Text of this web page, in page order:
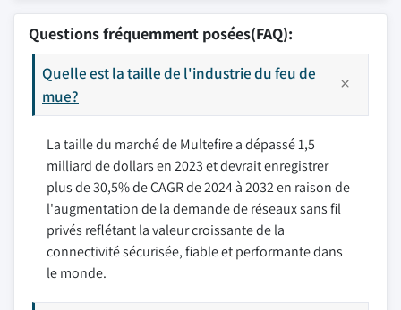
Questions fréquemment posées(FAQ):
Quelle est la taille de l'industrie du feu de
mue?
La taille du marché de Multefire a dépassé 1,5
milliard de dollars en 2023 et devrait enregistrer
plus de 30,5% de CAGR de 2024 à 2032 en raison de
l'augmentation de la demande de réseaux sans fil
privés reflétant la valeur croissante de la
connectivité sécurisée, fiable et performante dans
le monde.